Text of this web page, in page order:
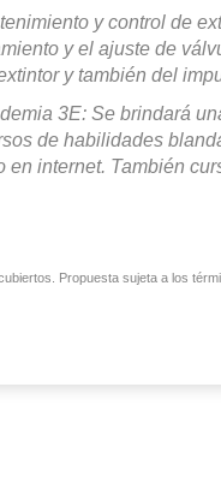
y control de
y el ajuste de
y también del
3E: Se brindará
de habilidades
en internet. También
Propuesta sujeta a los